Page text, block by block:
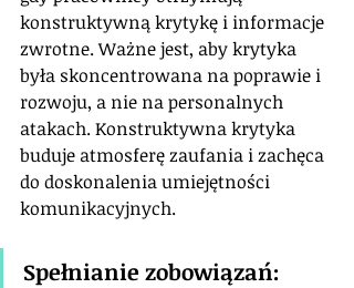
konstruktywną krytykę i informacje
zwrotne. Ważne jest, aby krytyka
była skoncentrowana na poprawie i
rozwoju, a nie na personalnych
atakach. Konstruktywna krytyka
buduje atmosferę zaufania i zachęca
do doskonalenia umiejętności
komunikacyjnych.
Spełnianie zobowiązań: